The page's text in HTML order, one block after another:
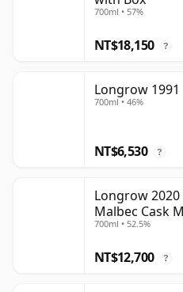
700ml • 57%
NT$18,150 ?
Longrow
700ml • 46%
NT$6,530 ?
Longrow 2020
Malbec Cask
700ml • 52.5%
NT$12,700 ?